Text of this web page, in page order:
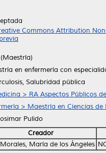
Commons Attribution
(Maestría)
en enfermería con
Salubridad pública
> RA Aspectos Públicos
> Maestría en Ciencias de
Pulido
Creador
María de los Ángeles